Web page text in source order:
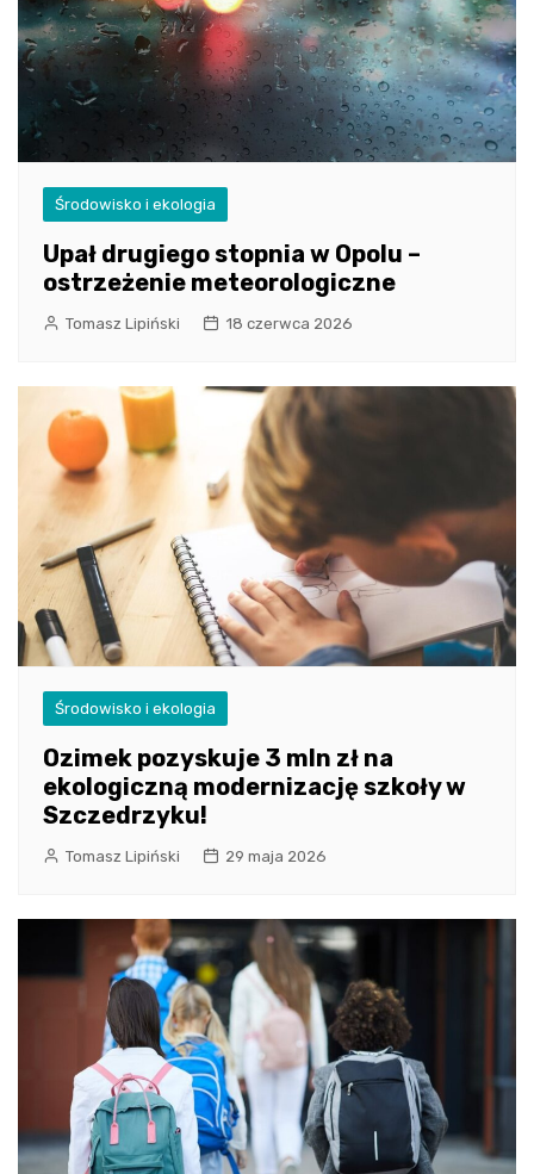
Środowisko i ekologia
Upał drugiego stopnia w Opolu –
ostrzeżenie meteorologiczne
Tomasz Lipiński 18 czerwca 2026
Środowisko i ekologia
Ozimek pozyskuje 3 mln zł na
ekologiczną modernizację szkoły w
Szczedrzyku!
Tomasz Lipiński 29 maja 2026